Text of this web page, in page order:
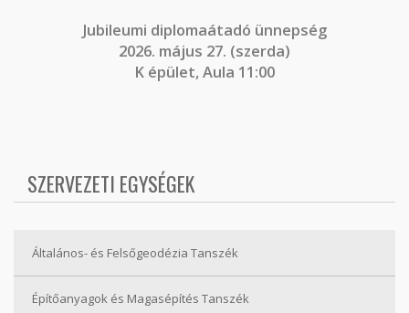
Jubileumi diplomaátadó ünnepség
2026. május 27. (szerda)
K épület, Aula 11:00
SZERVEZETI EGYSÉGEK
Általános- és Felsőgeodézia Tanszék
Építőanyagok és Magasépítés Tanszék